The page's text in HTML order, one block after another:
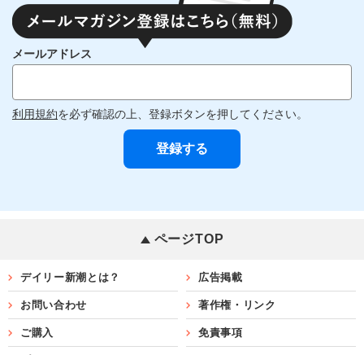
メールアドレス
利用規約を必ず確認の上、登録ボタンを押してください。
ページTOP
デイリー新潮とは？ 広告掲載
お問い合わせ 著作権・リンク
ご購入 免責事項